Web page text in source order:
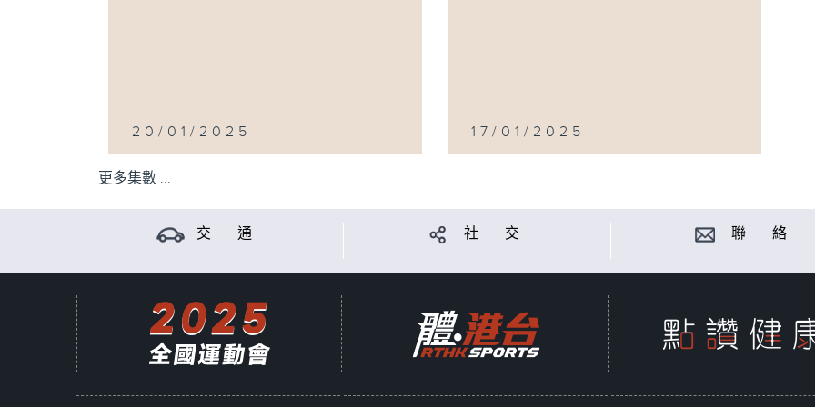
20/01/2025 17/01/2025
更多集數 ...
交 通 社 交 聯 絡